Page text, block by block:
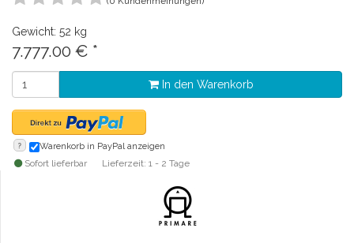
Gewicht: 52 kg
7.777.00 € *
In den Warenkorb
? Warenkorb in PayPal anzeigen
Sofort lieferbar Lieferzeit: 1 - 2 Tage